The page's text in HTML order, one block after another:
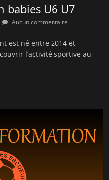
babies U6 U7
Aucun commentaire
est né entre 2014 et
l’activité sportive au